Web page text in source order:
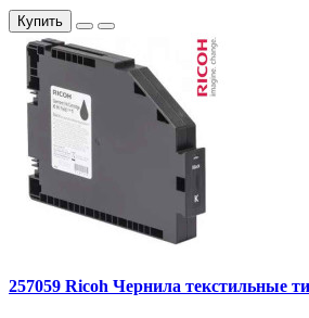
Купить
257059 Ricoh Чернила текстильные